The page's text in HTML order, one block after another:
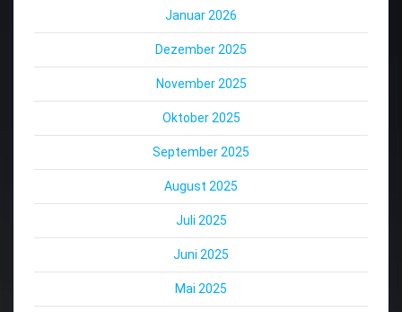
Januar 2026
Dezember 2025
November 2025
Oktober 2025
September 2025
August 2025
Juli 2025
Juni 2025
Mai 2025